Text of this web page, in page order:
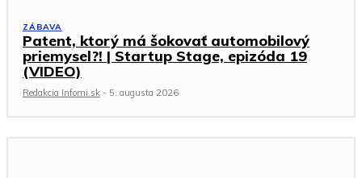
ZÁBAVA
Patent, ktorý má šokovať automobilový
priemysel?! | Startup Stage, epizóda 19
(VIDEO)
Redakcia Infomi.sk - 5. augusta 2026